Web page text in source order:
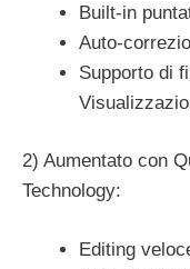
Built-in
Auto-
Supporto di
2) Aumentato con
Technology:
Editing